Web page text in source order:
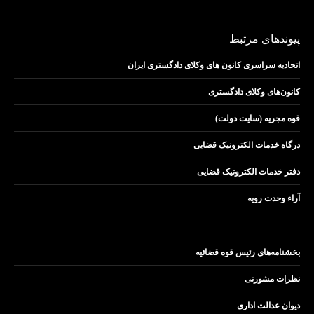
پیوندهای مرتبط
اتحادیه سراسری کانون های وکلای دادگستری ایران
کانون‌های وکلای دادگستری
قوه مجریه (سایت دولت)
درگاه خدمات الکترونیک قضایی
دفتر خدمات الکترونیک قضایی
آراء وحدت رویه
بخشنامه‌های رئیس قوه قضائیه
نظرات مشورتی
دیوان عدالت اداری